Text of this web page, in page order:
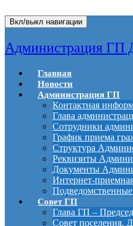
Вкл/выкл навигации
Администрация ГП
Главная
Новости
Администрация ГП
Контактная
Глава
Сотрудники
График приема
Структура
Реквизиты
Документы
Интернет-
Совет ГП
Глава ГП –
Совет поселения.